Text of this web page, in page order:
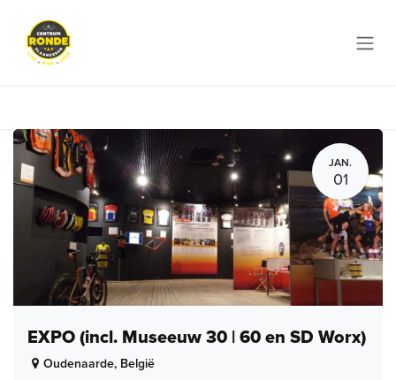
JAN.
01
EXPO (incl. Museeuw 30 | 60 en SD Worx)
Oudenaarde, België